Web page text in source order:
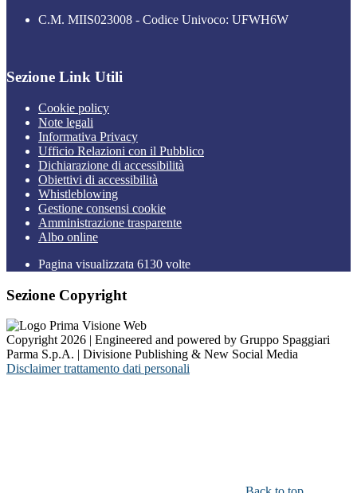
C.M. MIIS023008 - Codice Univoco: UFWH6W
Sezione Link Utili
Cookie policy
Note legali
Informativa Privacy
Ufficio Relazioni con il Pubblico
Dichiarazione di accessibilità
Obiettivi di accessibilità
Whistleblowing
Gestione consensi cookie
Amministrazione trasparente
Albo online
Pagina visualizzata 6130 volte
Sezione Copyright
Copyright 2026 | Engineered and powered by Gruppo Spaggiari
Parma S.p.A. | Divisione Publishing & New Social Media
Disclaimer trattamento dati personali